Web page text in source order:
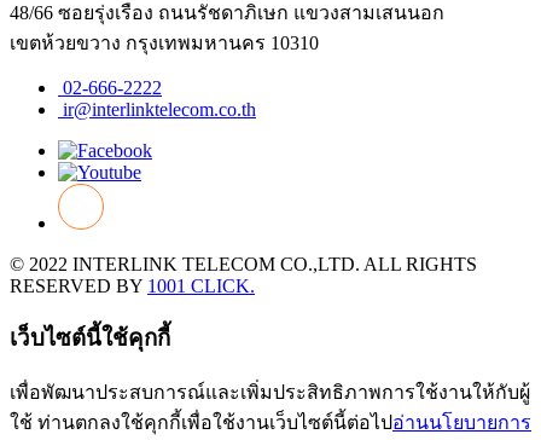
48/66 ซอยรุ่งเรือง ถนนรัชดาภิเษก แขวงสามเสนนอก
เขตห้วยขวาง กรุงเทพมหานคร 10310
02-666-2222
ir@interlinktelecom.co.th
© 2022 INTERLINK TELECOM CO.,LTD. ALL RIGHTS
RESERVED BY 1001 CLICK.
เว็บไซต์นี้ใช้คุกกี้
เพื่อพัฒนาประสบการณ์และเพิ่มประสิทธิภาพการใช้งานให้กับผู้
ใช้ ท่านตกลงใช้คุกกี้เพื่อใช้งานเว็บไซต์นี้ต่อไปอ่านนโยบายการ